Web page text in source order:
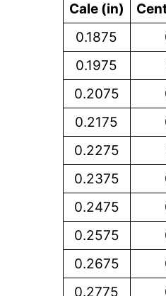
Cale (in)
0.1875
0.1975
0.2075
0.2175
0.2275
0.2375
0.2475
0.2575
0.2675
0.2775